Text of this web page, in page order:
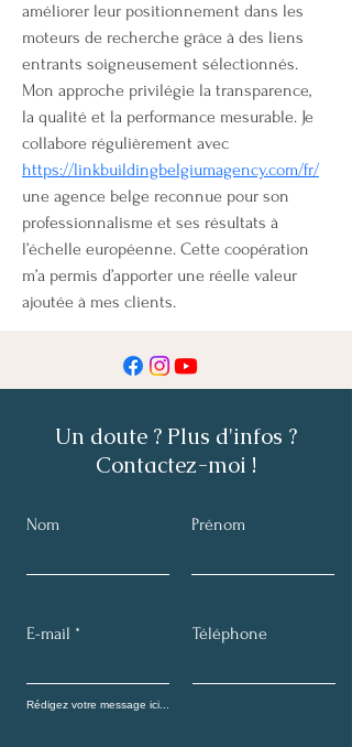
améliorer leur positionnement dans les
moteurs de recherche grâce à des liens
entrants soigneusement sélectionnés.
Mon approche privilégie la transparence,
la qualité et la performance mesurable. Je
collabore régulièrement avec
https://linkbuildingbelgiumagency.com/fr/
une agence belge reconnue pour son
professionnalisme et ses résultats à
l’échelle européenne. Cette coopération
m’a permis d’apporter une réelle valeur
ajoutée à mes clients.
Un doute ? Plus d'infos ?
Contactez-moi !
Nom Prénom
E-mail Téléphone